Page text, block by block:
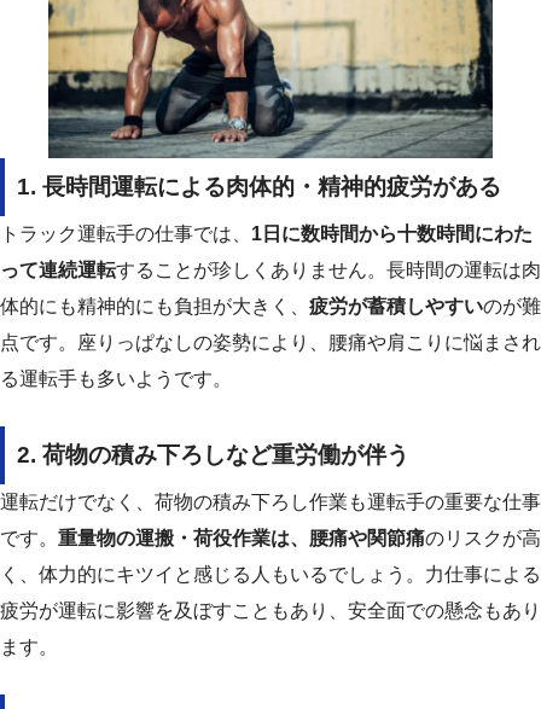
1. 長時間運転による肉体的・精神的疲労がある
トラック運転手の仕事では、 1日に数時間から十数時間にわた
って連続運転することが珍しくありません。長時間の運転は肉
体的にも精神的にも負担が大きく、 疲労が蓄積しやすいのが難
点です。座りっぱなしの姿勢により、腰痛や肩こりに悩まされ
る運転手も多いようです。
2. 荷物の積み下ろしなど重労働が伴う
運転だけでなく、荷物の積み下ろし作業も運転手の重要な仕事
です。 重量物の運搬・荷役作業は、腰痛や関節痛のリスクが高
く、体力的にキツイと感じる人もいるでしょう。力仕事による
疲労が運転に影響を及ぼすこともあり、安全面での懸念もあり
ます。